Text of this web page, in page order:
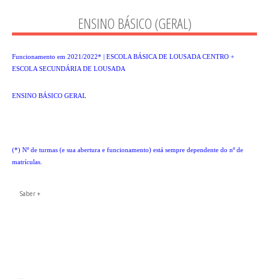
ENSINO BÁSICO (GERAL)
Funcionamento em 2021/2022* | ESCOLA BÁSICA DE LOUSADA CENTRO +
ESCOLA SECUNDÁRIA DE LOUSADA
ENSINO BÁSICO GERAL
(*) Nº de turmas (e sua abertura e funcionamento) está sempre dependente do nº de
matrículas.
Saber +